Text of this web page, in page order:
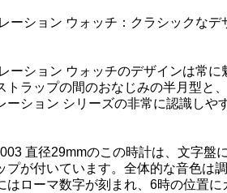
ーション ウォッチ：クラシックな
ーション ウォッチのデザインは常
トラップの間のおなじみの半月型と
ーション シリーズの非常に認識しや
直径29mmのこの時計は、文字
プが付いています。全体的な音色
はローマ数字が刻まれ、6時の位置